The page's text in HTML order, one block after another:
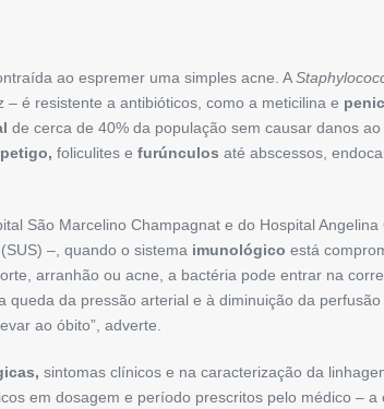
ao espremer uma simples acne. A
é resistente a antibióticos, como a meticilina e
de cerca de 40% da população sem causar danos
foliculites e furúnculos até abscessos,
São Marcelino Champagnat e do Hospital
–, quando o sistema imunológico está
arranhão ou acne, a bactéria pode entrar na
da pressão arterial e à diminuição da
ao óbito”, adverte.
sintomas clínicos e na caracterização da
em dosagem e período prescritos pelo médico –